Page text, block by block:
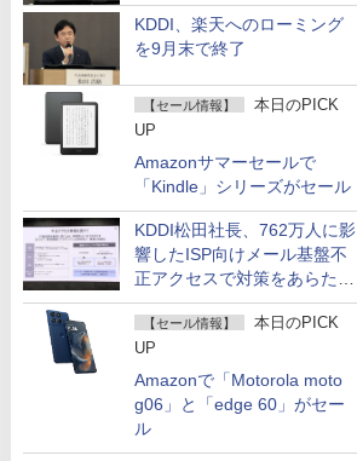
KDDI、楽天へのローミング
を9月末で終了
【セール情報】
本日のPICK
UP
Amazonサマーセールで
「Kindle」シリーズがセール
KDDI松田社長、762万人に影
響したISP向けメール基盤不
正アクセスで対策をあらため
て説明
【セール情報】
本日のPICK
UP
Amazonで「Motorola moto
g06」と「edge 60」がセー
ル